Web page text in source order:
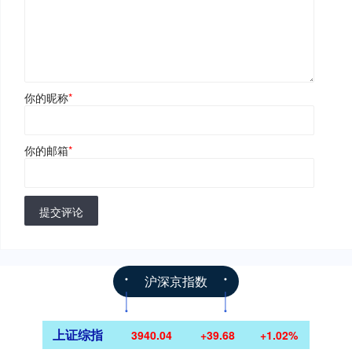
你的昵称*
你的邮箱*
提交评论
沪深京指数
上证综指 3940.04 +39.68 +1.02%